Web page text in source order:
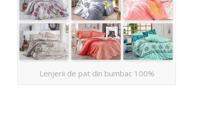
Lenjerii de pat din bumbac 100%